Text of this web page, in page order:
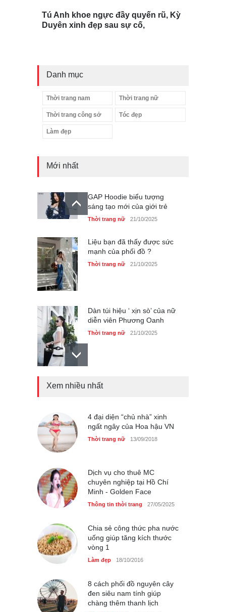
Tú Anh khoe ngực đầy quyến rũ, Kỳ
Duyên xinh đẹp sau sự cố,
Danh mục
Thời trang nam Thời trang nữ
Thời trang công sở Tóc đẹp
Làm đẹp
Mới nhất
GAP Hoodie biểu tượng
sáng tạo mới của giới trẻ
Thời trang nữ 21/10/2025
Liệu bạn đã thấy được sức
mạnh của phối đồ ?
Thời trang nữ 21/10/2025
Dàn túi hiệu ‘ xịn sò’ của nữ
diễn viên Phương Oanh
Thời trang nữ 21/10/2025
Mẫu áo khoác đẹp cho phụ
Xem nhiều nhất
4 đại diện “chủ nhà” xinh
ngất ngây của Hoa hậu VN
Thời trang nữ 13/09/2018
Dịch vụ cho thuê MC
chuyên nghiệp tại Hồ Chí
Minh - Golden Face
Thông tin thời trang 27/05/2025
Chia sẻ công thức pha nước
uống giúp tăng kích thước
vòng 1
Làm đẹp 18/10/2016
8 cách phối đồ nguyên cây
đen siêu nam tính giúp
chàng thêm thanh lịch